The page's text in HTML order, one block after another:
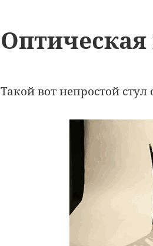
Такой вот непростой стул